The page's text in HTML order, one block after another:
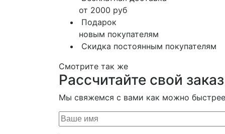
от 2000 руб
Подарок
новым покупателям
Скидка постоянным покупателям
Смотрите так же
Рассчитайте свой заказ
Мы свяжемся с вами как можно